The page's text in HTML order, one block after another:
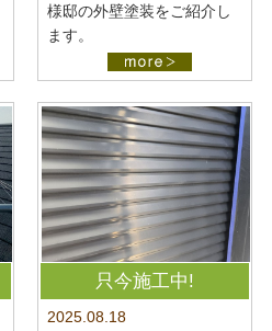
様邸の外壁塗装をご紹介し
ます。
只今施工中!
2025.08.18